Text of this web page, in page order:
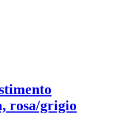
rosa/grigio